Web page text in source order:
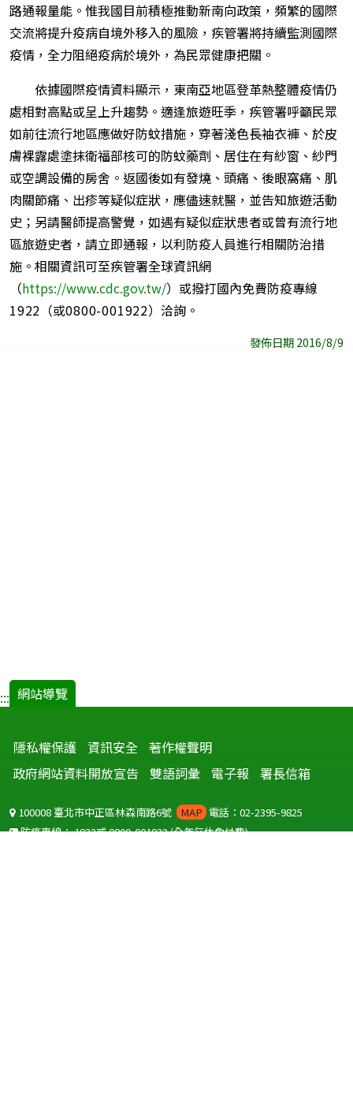
路通報量能。惟我國目前積極推動新南向政策，頻繁的國際
交流將提升疫病自境外移入的風險，疾管署將持續監測國際
疫情，全力阻絕疫病於境外，為民眾健康把關。
依據國際疫情資料顯示，東南亞地區登革熱整體疫情仍
處相對高點或呈上升趨勢。適逢旅遊旺季，疾管署呼籲民眾
如前往流行地區應做好防蚊措施，穿著淺色長袖衣褲、於皮
膚裸露處塗抹衛福部核可的防蚊藥劑、居住在有紗窗、紗門
或空調設備的房舍。返國後如有發燒、頭痛、後眼窩痛、肌
肉關節痛、出疹等疑似症狀，應儘速就醫，並告知旅遊活動
史；另請醫師提高警覺，如遇有疑似症狀患者或曾有流行地
區旅遊史者，請立即通報，以利防疫人員進行相關防治措
施。相關資訊可至疾管署全球資訊網
（https://www.cdc.gov.tw/）或撥打國內免費防疫專線
1922 （或0800-001922）洽詢。
發佈日期 2016/8/9
::: 網站導覽
隱私權保護 資訊安全 著作權聲明
政府網站資料開放宣告
雙語詞彙 電子報 署長信箱
100008 臺北市中正區林森南路6號 MAP 電話：02-2395-9825
防疫專線：1922或0800-001922(全年無休免付費)